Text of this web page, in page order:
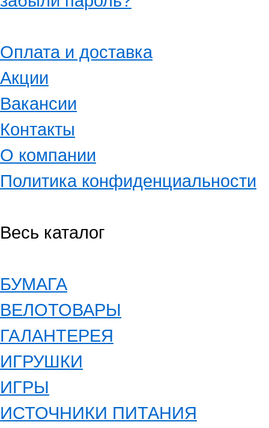
Оплата и доставка
Акции
Вакансии
Контакты
О компании
Политика конфиденциальности
Весь каталог
БУМАГА
ВЕЛОТОВАРЫ
ГАЛАНТЕРЕЯ
ИГРУШКИ
ИГРЫ
ИСТОЧНИКИ ПИТАНИЯ